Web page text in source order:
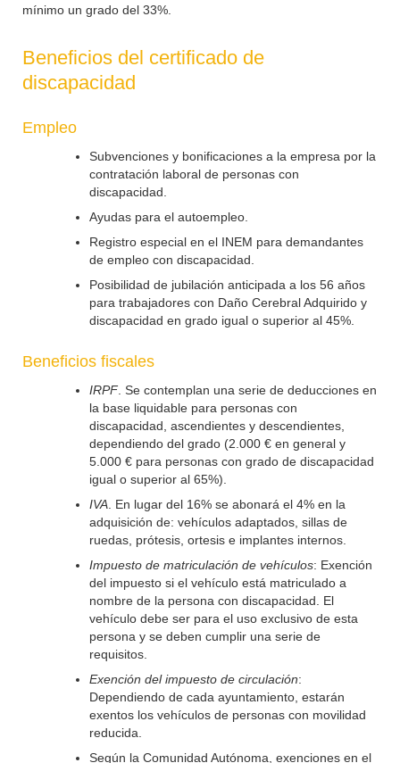
mínimo un grado del 33%.
Beneficios del certificado de
discapacidad
Empleo
Subvenciones y bonificaciones a la empresa por la
contratación laboral de personas con
discapacidad.
Ayudas para el autoempleo.
Registro especial en el INEM para demandantes
de empleo con discapacidad.
Posibilidad de jubilación anticipada a los 56 años
para trabajadores con Daño Cerebral Adquirido y
discapacidad en grado igual o superior al 45%.
Beneficios fiscales
IRPF . Se contemplan una serie de deducciones en
la base liquidable para personas con
discapacidad, ascendientes y descendientes,
dependiendo del grado (2.000 € en general y
5.000 € para personas con grado de discapacidad
igual o superior al 65%).
IVA . En lugar del 16% se abonará el 4% en la
adquisición de: vehículos adaptados, sillas de
ruedas, prótesis, ortesis e implantes internos.
Impuesto de matriculación de vehículos: Exención
del impuesto si el vehículo está matriculado a
nombre de la persona con discapacidad. El
vehículo debe ser para el uso exclusivo de esta
persona y se deben cumplir una serie de
requisitos.
Exención del impuesto de circulación:
Dependiendo de cada ayuntamiento, estarán
exentos los vehículos de personas con movilidad
reducida.
Según la Comunidad Autónoma, exenciones en el